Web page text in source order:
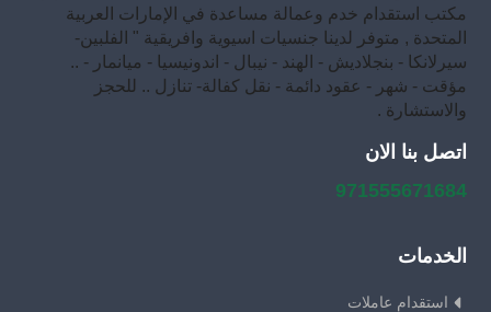
مكتب استقدام خدم وعمالة مساعدة في الإمارات العربية
المتحدة , متوفر لدينا جنسيات اسيوية وافريقية " الفلبين-
سيرلانكا - بنجلاديش - الهند - نيبال - اندونيسيا - ميانمار - ..
مؤقت - شهر - عقود دائمة - نقل كفالة- تنازل .. للحجز
والاستشارة .
اتصل بنا الان
971555671684
الخدمات
استقدام عاملات